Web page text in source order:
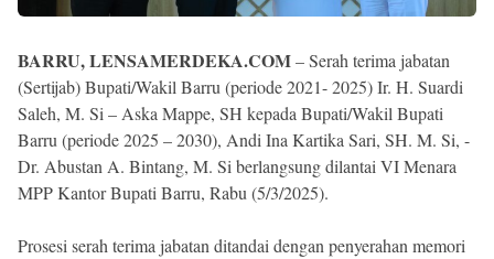
BARRU, LENSAMERDEKA.COM– Serah terima jabatan
(Sertijab) Bupati/Wakil Barru (periode 2021- 2025) Ir. H. Suardi
Saleh, M. Si – Aska Mappe, SH kepada Bupati/Wakil Bupati
Barru (periode 2025 – 2030), Andi Ina Kartika Sari, SH. M. Si, -
Dr. Abustan A. Bintang, M. Si berlangsung dilantai VI Menara
MPP Kantor Bupati Barru, Rabu (5/3/2025).
Prosesi serah terima jabatan ditandai dengan penyerahan memori